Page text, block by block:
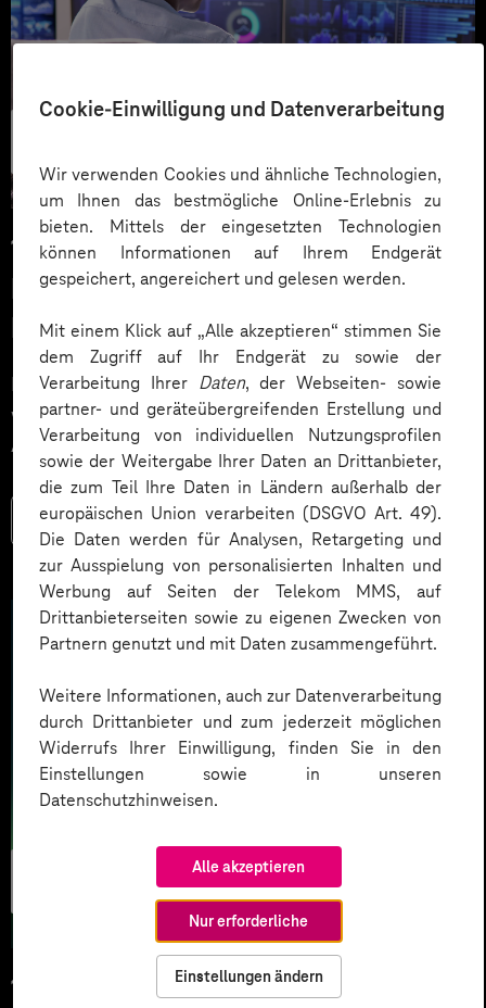
Cookie-Einwilligung und Datenverarbeitung
Wir verwenden Cookies und ähnliche Technologien,
um Ihnen das bestmögliche Online-Erlebnis zu
bieten. Mittels der eingesetzten Technologien
können Informationen auf Ihrem Endgerät
gespeichert, angereichert und gelesen werden.
Mit einem Klick auf „Alle akzeptieren“ stimmen Sie
dem Zugriff auf Ihr Endgerät zu sowie der
Verarbeitung Ihrer Daten, der Webseiten- sowie
partner- und geräteübergreifenden Erstellung und
Verarbeitung von individuellen Nutzungsprofilen
sowie der Weitergabe Ihrer Daten an Drittanbieter,
die zum Teil Ihre Daten in Ländern außerhalb der
europäischen Union verarbeiten (DSGVO Art. 49).
Die Daten werden für Analysen, Retargeting und
zur Ausspielung von personalisierten Inhalten und
Werbung auf Seiten der Telekom MMS, auf
Drittanbieterseiten sowie zu eigenen Zwecken von
Partnern genutzt und mit Daten zusammengeführt.
Weitere Informationen, auch zur Datenverarbeitung
durch Drittanbieter und zum jederzeit möglichen
Widerrufs Ihrer Einwilligung, finden Sie in den
Einstellungen sowie in unseren
Datenschutzhinweisen.
Alle akzeptieren
Nur erforderliche
Einstellungen ändern
15.07.2025
NIS2 Umsetzung: Technik, Tools &
Prozesse für mehr Cybersicherheit
NIS2 Umsetzung: Was Betreiber kritischer Anlagen &
wichtige Einrichtungen jetzt beachten müssen. Alle
Anforderungen, Fristen & Tipps zur Umsetzung.
Mehr lesen
14.07.2025